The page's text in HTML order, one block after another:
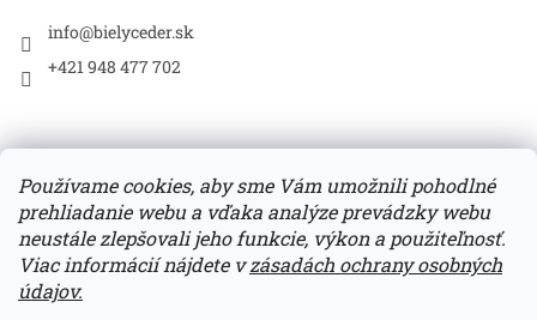
Používame cookies, aby sme Vám umožnili pohodlné
prehliadanie webu a vďaka analýze prevádzky webu
neustále zlepšovali jeho funkcie, výkon a použiteľnosť.
Viac informácií nájdete vzásadách ochrany osobných
údajov.
info@bielyceder.sk
+421 948 477 702
Zboží.cz Heureka.sk